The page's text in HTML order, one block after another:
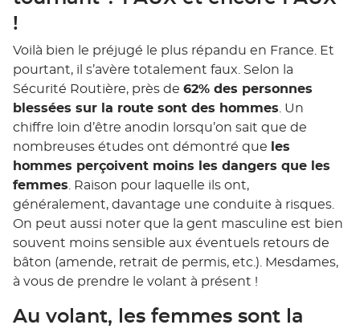
!
Voilà bien le préjugé le plus répandu en France. Et
pourtant, il s’avère totalement faux. Selon la
Sécurité Routière, près de 62% des personnes
blessées sur la route sont des hommes. Un
chiffre loin d’être anodin lorsqu’on sait que de
nombreuses études ont démontré que
les
hommes perçoivent moins les dangers que les
femmes. Raison pour laquelle ils ont,
généralement, davantage une conduite à risques.
On peut aussi noter que la gent masculine est bien
souvent moins sensible aux éventuels retours de
bâton (amende, retrait de permis, etc.). Mesdames,
à vous de prendre le volant à présent !
Au volant, les femmes sont la